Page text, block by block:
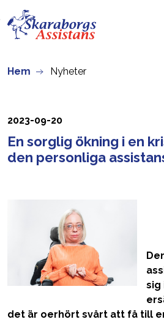
Skip to main content
Hem Nyheter
2023-09-20
En sorglig ökning i en
den personliga
sig
det är oerhört svårt att få till